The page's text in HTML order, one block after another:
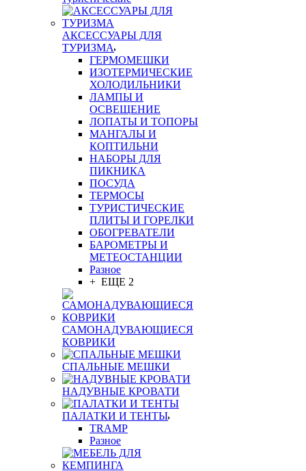
АКСЕССУАРЫ ДЛЯ
ТУРИЗМА
ГЕРМОМЕШКИ
ИЗОТЕРМИЧЕСКИЕ
ХОЛОДИЛЬНИКИ
ЛАМПЫ И
ОСВЕЩЕНИЕ
ЛОПАТЫ И ТОПОРЫ
МАНГАЛЫ И
КОПТИЛЬНИ
НАБОРЫ ДЛЯ
ПИКНИКА
ПОСУДА
ТЕРМОСЫ
ТУРИСТИЧЕСКИЕ
ПЛИТЫ И ГОРЕЛКИ
ОБОГРЕВАТЕЛИ
БАРОМЕТРЫ И
МЕТЕОСТАНЦИИ
Разное
+ ЕЩЕ 2
САМОНАДУВАЮЩИЕСЯ
КОВРИКИ
СПАЛЬНЫЕ МЕШКИ
НАДУВНЫЕ КРОВАТИ
ПАЛАТКИ И ТЕНТЫ
TRAMP
Разное